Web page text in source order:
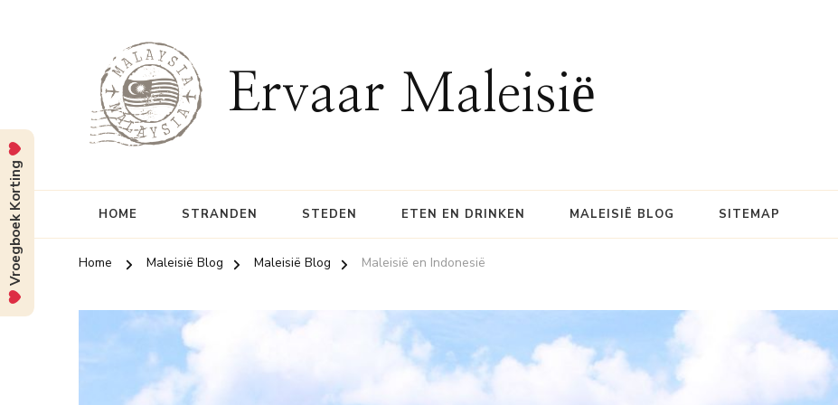
Ervaar Maleisië
HOME STRANDEN STEDEN ETEN EN DRINKEN MALEISIË BLOG SITEMAP
Home Maleisië Blog Maleisië Blog Maleisië en Indonesië
Vroegboek Korting